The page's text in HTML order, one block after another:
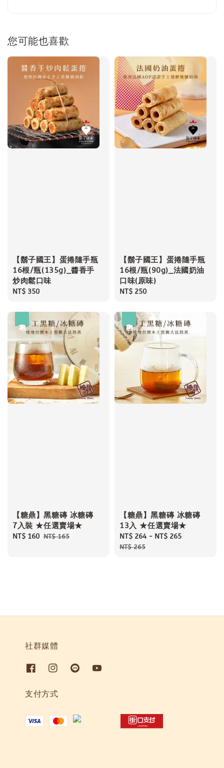
您可能也喜歡
【鬍子國王】蛋捲隨手瓶
16根/瓶(135g)_醬香手
炒肉鬆口味
Regular
NT$ 350
【鬍子國王】蛋捲隨手瓶
16根/瓶(90g)_法國奶油
口味(原味)
Regular
NT$ 250
【糖鼎】黑糖磚 冰糖磚
7入裝 ★任選賣場★
Sale
NT$ 160 Regular
NT$ 165
【糖鼎】黑糖磚 冰糖磚
13入 ★任選賣場★
Sale
price
NT$ 264 - NT$ 265
NT$ 265
社群媒體
支付方式